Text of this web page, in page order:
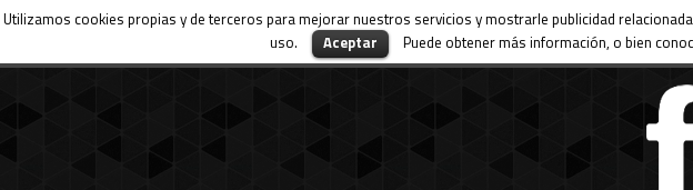
Utilizamos cookies propias y de terceros para mejorar nuestros servicios y mostrarle publicidad
uso.
Aceptar Puede obtener más información, o bien